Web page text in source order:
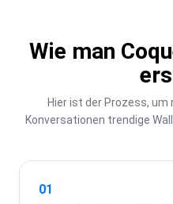
Wie man
Hier ist der Prozess, um
Konversationen trendige
01